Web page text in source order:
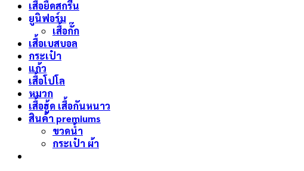
เสื้อยืดสกรีน
ยูนิฟอร์ม
เสื้อกั๊ก
เสื้อเบสบอล
กระเป๋า
แก้ว
เสื้อโปโล
หมวก
เสื้อฮู้ด เสื้อกันหนาว
สินค้า premiums
ขวดน้ำ
กระเป๋า ผ้า